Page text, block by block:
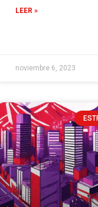
LEER »
noviembre 6, 2023